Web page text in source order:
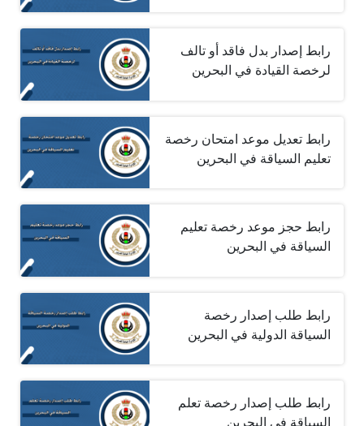
رابط إصدار بدل فاقد أو تالف
لرخصة القيادة في البحرين
رابط تعديل موعد امتحان رخصة
تعليم السياقة في البحرين
رابط حجز موعد رخصة تعليم
السياقة في البحرين
رابط طلب إصدار رخصة
السياقة الدولية في البحرين
رابط طلب إصدار رخصة تعلم
السياقة في البحرين